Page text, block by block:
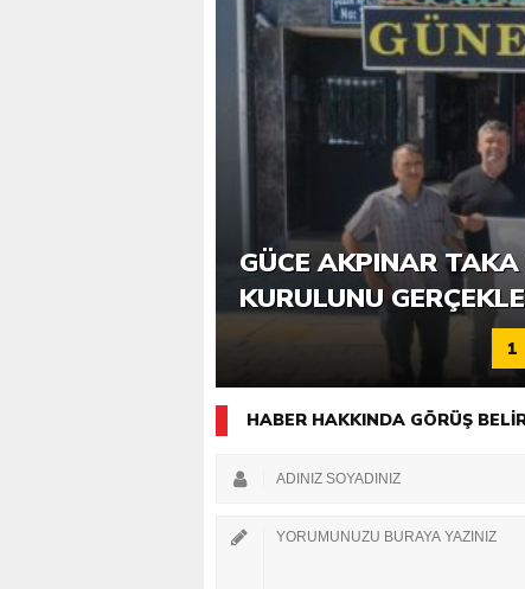
6. GÜCE TEKKEKÖY
KATILIMLA
GÜCE AKPINAR TAKA
KURULUNU
1
HABER HAKKINDA GÖRÜŞ